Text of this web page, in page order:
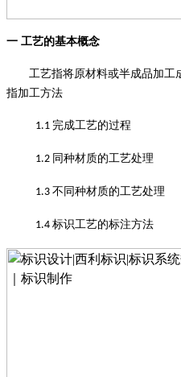
一 工艺的基本概念
工艺指将原材料或半成品加
指加工方法
1.1 完成工艺的过程
1.2 同种材质的工艺处理
1.3 不同种材质的工艺处理
1.4 标识工艺的标注方法